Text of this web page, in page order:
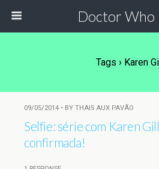
Doctor Who
Tags › Karen
09/05/2014 • BY THAIS AUX PAVÃO
Selfie: série com Karen
confirmada!